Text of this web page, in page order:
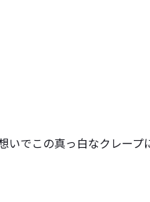
いでこの真っ白なクレープ